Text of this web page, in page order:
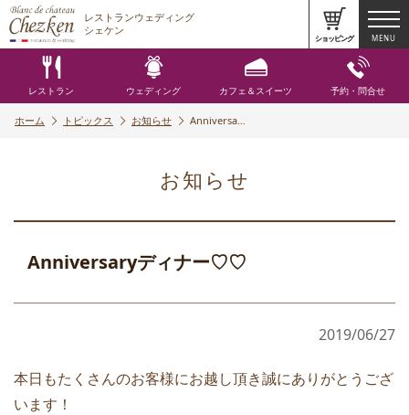
レストランウェディング
シェケン
レストラン ウェディング カフェ＆スイーツ 予約・問合せ
ショッピング MENU
ホーム トピックス お知らせ Anniversa…
お知らせ
Anniversaryディナー♡♡
2019/06/27
本日もたくさんのお客様にお越し頂き誠にありがとうござ
います！